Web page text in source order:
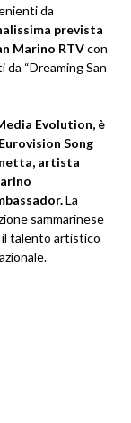
da
prevista
Marino RTVcon
“Dreaming San
Evolution, è
Song
artista
La
sammarinese
il talento artistico